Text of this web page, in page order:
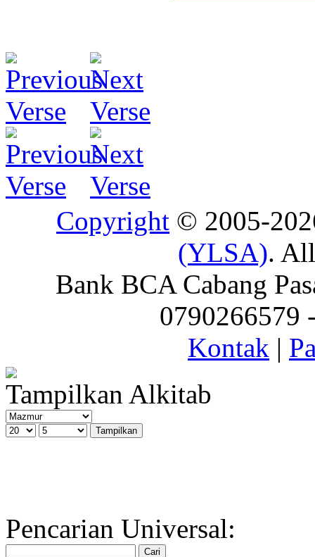
Copyright © 2005-
(YLSA).
Bank BCA Cabang
0790266579
Kontak |
Tampilkan Alkitab
Pencarian Universal: